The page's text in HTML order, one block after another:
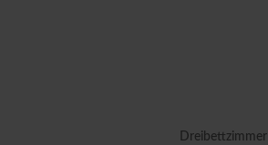
Dreibettzimmer